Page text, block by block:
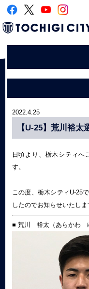
2022.4.25
【U-25】荒川裕
日頃より、栃木シティへ
す。
この度、栃木シティU-25
したのでお知らせいたしま
■ 荒川 裕太（あらかわ